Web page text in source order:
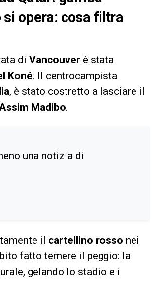
opera: cosa filtra
di Vancouver è stata
Koné. Il centrocampista
, è stato costretto a lasciare il
Madibo.
una notizia di
il cartellino rosso nei
fatto temere il peggio: la
gelando lo stadio e i